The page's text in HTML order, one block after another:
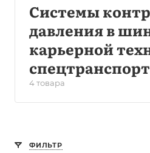
Системы
давления в
карьерной
4 товара
ФИЛЬТР